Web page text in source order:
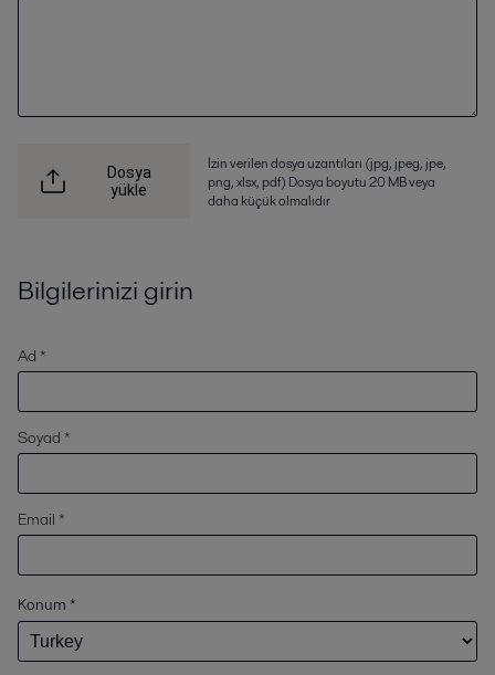
Dosya
yükle
İzin verilen dosya uzantıları (jpg, jpeg, jpe,
png, xlsx, pdf) Dosya boyutu 20 MB veya
daha küçük olmalıdır
Bilgilerinizi girin
Ad *
Soyad *
Email *
Konum *